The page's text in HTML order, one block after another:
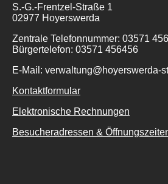
S.-G.-Frentzel-Straße 1
02977 Hoyerswerda
Zentrale Telefonnummer: 03571
Bürgertelefon: 03571 456456
E-Mail: verwaltung@hoyerswerda-
Kontaktformular
Elektronische Rechnungen
Besucheradressen &